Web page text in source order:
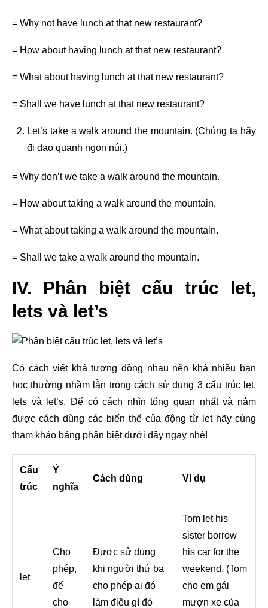
= Why not have lunch at that new restaurant?
= How about having lunch at that new restaurant?
= What about having lunch at that new restaurant?
= Shall we have lunch at that new restaurant?
Let’s take a walk around the mountain. (Chúng ta hãy
đi dạo quanh ngọn núi.)
= Why don’t we take a walk around the mountain.
= How about taking a walk around the mountain.
= What about taking a walk around the mountain.
= Shall we take a walk around the mountain.
IV. Phân biệt cấu trúc let,
lets và let’s
Có cách viết khá tương đồng nhau nên khá nhiều bạn
học thường nhầm lẫn trong cách sử dụng 3 cấu trúc let,
lets và let’s. Để có cách nhìn tổng quan nhất và nắm
được cách dùng các biến thể của động từ let hãy cùng
tham khảo bảng phân biệt dưới đây ngay nhé!
Cấu
trúc
Ý
nghĩa
Cách dùng Ví dụ
let
Cho
phép,
để
cho
Được sử dụng
khi người thứ ba
cho phép ai đó
làm điều gì đó
Tom let his
sister borrow
his car for the
weekend. (Tom
cho em gái
mượn xe của